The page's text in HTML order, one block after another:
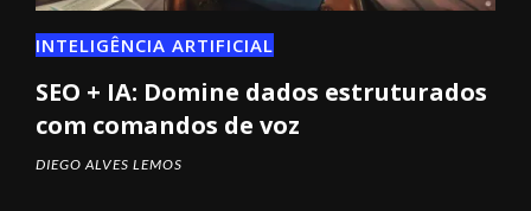
INTELIGÊNCIA ARTIFICIAL
SEO + IA: Domine dados estruturados
com comandos de voz
DIEGO ALVES LEMOS